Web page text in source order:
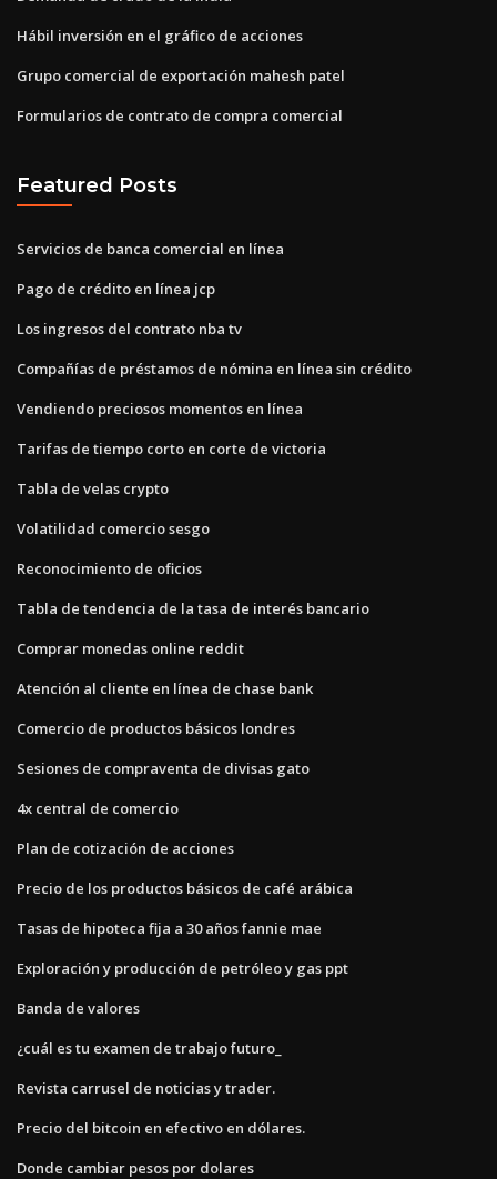
Hábil inversión en el gráfico de acciones
Grupo comercial de exportación mahesh patel
Formularios de contrato de compra comercial
Featured Posts
Servicios de banca comercial en línea
Pago de crédito en línea jcp
Los ingresos del contrato nba tv
Compañías de préstamos de nómina en línea sin crédito
Vendiendo preciosos momentos en línea
Tarifas de tiempo corto en corte de victoria
Tabla de velas crypto
Volatilidad comercio sesgo
Reconocimiento de oficios
Tabla de tendencia de la tasa de interés bancario
Comprar monedas online reddit
Atención al cliente en línea de chase bank
Comercio de productos básicos londres
Sesiones de compraventa de divisas gato
4x central de comercio
Plan de cotización de acciones
Precio de los productos básicos de café arábica
Tasas de hipoteca fija a 30 años fannie mae
Exploración y producción de petróleo y gas ppt
Banda de valores
¿cuál es tu examen de trabajo futuro_
Revista carrusel de noticias y trader.
Precio del bitcoin en efectivo en dólares.
Donde cambiar pesos por dolares